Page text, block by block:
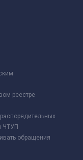
реестре
ЧТУП
обращения